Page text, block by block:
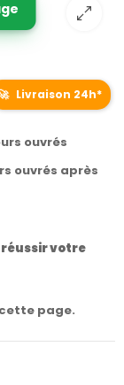
Livraison 24h*
ouvrés
ouvrés après
réussir votre
page.